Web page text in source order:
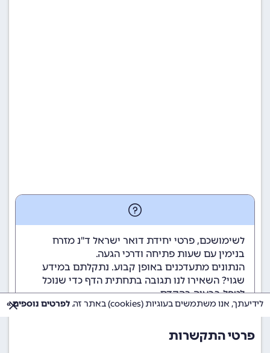
לשימושכם, פרטי יחידת דואר ישראל ד"נ מזרח
בנימין עם שעות פתיחה ודרכי הגעה.
הנתונים מתעדכנים באופן קבוע. נתקלתם במידע
שגוי? השאירו לנו תגובה בתחתית הדף כדי שנוכל
לטפל בבעיה בהקדם.
פרטי התקשרות
לידיעתך, אנו משתמשים בעוגיות (cookies) באתר זה. לפרטים נוספים »